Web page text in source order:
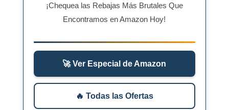
¡Chequea las Rebajas Más Brutales Que
Encontramos en Amazon Hoy!
🚀 Ver Especial de Amazon
🔥 Todas las Ofertas